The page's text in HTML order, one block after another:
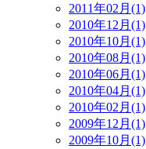
2011年02月(1)
2010年12月(1)
2010年10月(1)
2010年08月(1)
2010年06月(1)
2010年04月(1)
2010年02月(1)
2009年12月(1)
2009年10月(1)